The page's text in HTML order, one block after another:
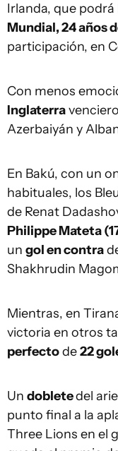
Irlanda, que
Mundial, 24 años
participación, en
Con menos
Inglaterra
Azerbaiyán y
En Bakú, con un
habituales, los
de Renat
Philippe Mateta
un gol en contra
Shakhrudin
Mientras, en
victoria en otros
perfectode22
Un dobletedel
punto final a la
Three Lions en el